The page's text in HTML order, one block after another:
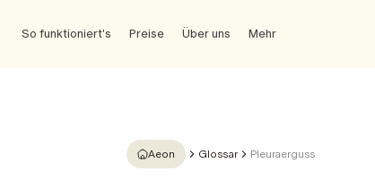
So funktioniert's Preise Über uns Mehr
Aeon Glossar Pleuraerguss